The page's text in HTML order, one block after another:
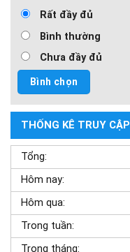
Rất đầy đủ
Bình thường
Chưa đầy đủ
THỐNG KÊ TRUY CẬP
Tổng:
Hôm nay:
Hôm qua:
Trong tuần:
Trong tháng: